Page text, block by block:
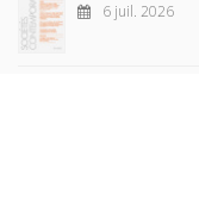
6 juil. 2026